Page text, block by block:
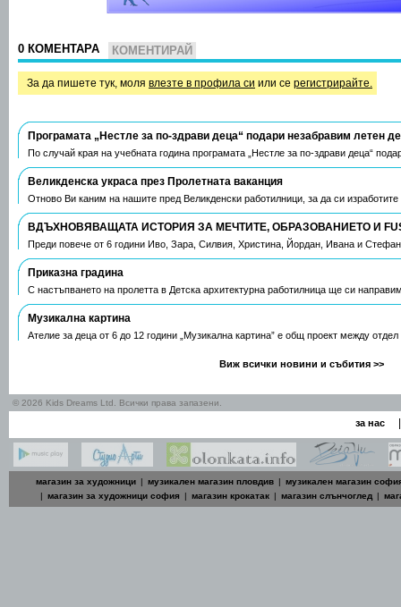
0 КОМЕНТАРА КОМЕНТИРАЙ
За да пишете тук, моля влезте в профила си или се регистрирайте.
Програмата „Нестле за по-здрави деца“ подари незабравим летен
По случай края на учебната година програмата „Нестле за по-здрави деца“
Великденска украса през Пролетната ваканция
Отново Ви каним на нашите пред Великденски работилници, за да си
ВДЪХНОВЯВАЩАТА ИСТОРИЯ ЗА МЕЧТИТЕ, ОБРАЗОВАНИЕТО И
Преди повече от 6 години Иво, Зара, Силвия, Христина, Йордан, Ивана и
Приказна градина
С настъпването на пролетта в Детска архитектурна работилница ще си
Музикална картина
Ателие за деца от 6 до 12 години „Музикална картина” е общ проект между отдел
Виж всички новини и събития >>
© 2026 Kids Dreams Ltd. Всички права запазени.
за нас |
магазин за художници | музикален магазин пловдив | музикален магазин
| магазин за художници софия | магазин крокатак | магазин слънчоглед |